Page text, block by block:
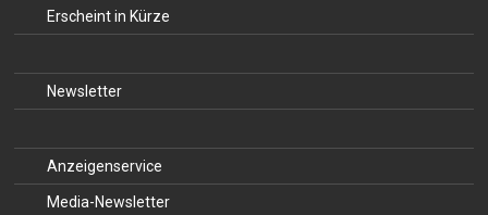
Erscheint in Kürze
Newsletter
Anzeigenservice
Media-Newsletter